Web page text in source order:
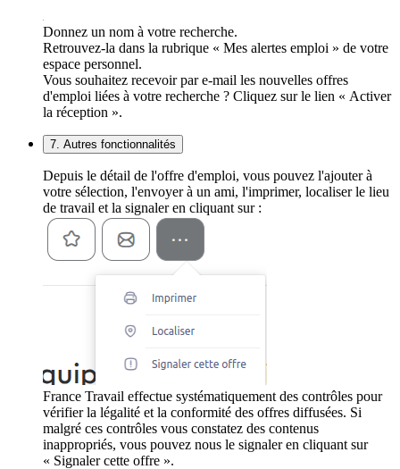
Donnez un nom à votre recherche.
Retrouvez-la dans la rubrique « Mes alertes emploi » de votre
espace personnel.
Vous souhaitez recevoir par e-mail les nouvelles offres
d'emploi liées à votre recherche ? Cliquez sur le lien « Activer
la réception ».
7. Autres fonctionnalités
Depuis le détail de l'offre d'emploi, vous pouvez l'ajouter à
votre sélection, l'envoyer à un ami, l'imprimer, localiser le lieu
de travail et la signaler en cliquant sur :
France Travail effectue systématiquement des contrôles pour
vérifier la légalité et la conformité des offres diffusées. Si
malgré ces contrôles vous constatez des contenus
inappropriés, vous pouvez nous le signaler en cliquant sur
« Signaler cette offre ».